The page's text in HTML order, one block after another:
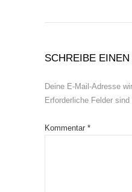
SCHREIBE
Deine E-Mail-Adresse
Erforderliche Felder sind
Kommentar *